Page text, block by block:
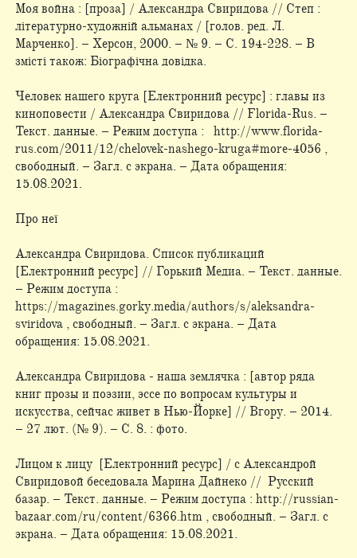
Моя война : [проза] / Александра Свиридова // Степ :
літературно-художній альманах / [голов. ред. Л.
Марченко]. – Херсон, 2000. – № 9. – С. 194-228. – В
змісті також: Біографічна довідка.
Человек нашего круга [Електронний ресурс] : главы из
киноповести / Александра Свиридова // Florida-Rus. –
Текст. данные. – Режим доступа : http://www.florida-
rus.com/2011/12/chelovek-nashego-kruga#more-4056 ,
свободный. – Загл. с экрана. – Дата обращения:
15.08.2021.
Про неї
Александра Свиридова. Список публикаций
[Електронний ресурс] // Горький Медиа. – Текст. данные.
– Режим доступа :
https://magazines.gorky.media/authors/s/aleksandra-
sviridova , свободный. – Загл. с экрана. – Дата
обращения: 15.08.2021.
Александра Свиридова - наша землячка : [автор ряда
книг прозы и поэзии, эссе по вопросам культуры и
искусства, сейчас живет в Нью-Йорке] // Вгору. – 2014.
– 27 лют. (№ 9). – С. 8. : фото.
Лицом к лицу [Електронний ресурс] / с Александрой
Свиридовой беседовала Марина Дайнеко // Русский
базар. – Текст. данные. – Режим доступа : http://russian-
bazaar.com/ru/content/6366.htm , свободный. – Загл. с
экрана. – Дата обращения: 15.08.2021.